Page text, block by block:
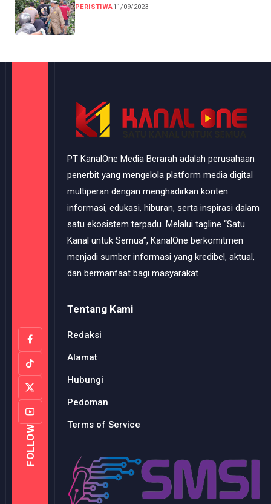
PERISTIWA11/09/2023
FOLLOW
PT KanalOne Media Berarah adalah perusahaan
penerbit yang mengelola platform media digital
multiperan dengan menghadirkan konten
informasi, edukasi, hiburan, serta inspirasi dalam
satu ekosistem terpadu. Melalui tagline “Satu
Kanal untuk Semua”, KanalOne berkomitmen
menjadi sumber informasi yang kredibel, aktual,
dan bermanfaat bagi masyarakat
Tentang Kami
Redaksi
Alamat
Hubungi
Pedoman
Terms of Service